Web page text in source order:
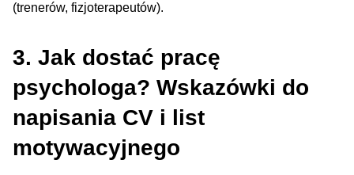
(trenerów, fizjoterapeutów).
3. Jak dostać pracę
psychologa? Wskazówki do
napisania CV i list
motywacyjnego